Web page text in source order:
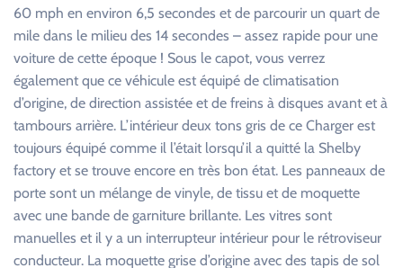
60 mph en environ 6,5 secondes et de parcourir un quart de
mile dans le milieu des 14 secondes – assez rapide pour une
voiture de cette époque ! Sous le capot, vous verrez
également que ce véhicule est équipé de climatisation
d’origine, de direction assistée et de freins à disques avant et à
tambours arrière. L’intérieur deux tons gris de ce Charger est
toujours équipé comme il l’était lorsqu’il a quitté la Shelby
factory et se trouve encore en très bon état. Les panneaux de
porte sont un mélange de vinyle, de tissu et de moquette
avec une bande de garniture brillante. Les vitres sont
manuelles et il y a un interrupteur intérieur pour le rétroviseur
conducteur. La moquette grise d’origine avec des tapis de sol